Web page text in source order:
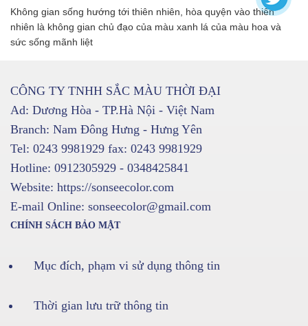
Không gian sống hướng tới thiên nhiên, hòa quyện vào thiên
nhiên là không gian chủ đạo của màu xanh lá của màu hoa và
sức sống mãnh liệt
CÔNG TY TNHH SẮC MÀU THỜI ĐẠI
Ad: Dương Hòa - TP.Hà Nội - Việt Nam
Branch: Nam Đông Hưng - Hưng Yên
Tel: 0243 9981929 fax: 0243 9981929
Hotline: 0912305929 - 0348425841
Website: https://sonseecolor.com
E-mail Online: sonseecolor@gmail.com
CHÍNH SÁCH BẢO MẬT
Mục đích, phạm vi sử dụng thông tin
Thời gian lưu trữ thông tin